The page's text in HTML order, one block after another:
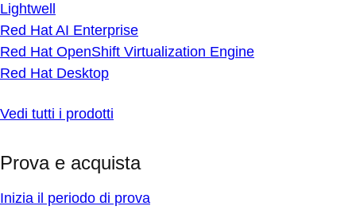
Lightwell
Red Hat AI Enterprise
Red Hat OpenShift Virtualization Engine
Red Hat Desktop
Vedi tutti i prodotti
Prova e acquista
Inizia il periodo di prova